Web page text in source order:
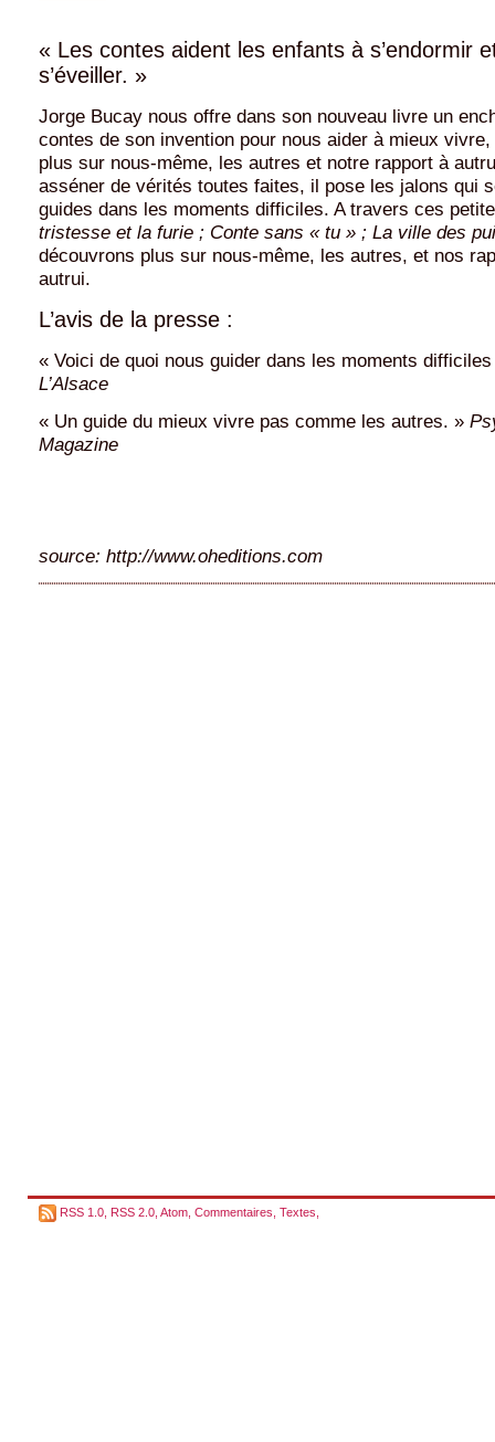
« Les contes aident les enfants à s’endormir
s’éveiller. »
Jorge Bucay nous offre dans son nouveau livre un
contes de son invention pour nous aider à mieux
plus sur nous-même, les autres et notre rapport à
asséner de vérités toutes faites, il pose les jalons qui
guides dans les moments difficiles. A travers ces
tristesse et la furie ; Conte sans « tu » ; La ville des
découvrons plus sur nous-même, les autres, et nos
autrui.
L’avis de la presse :
« Voici de quoi nous guider dans les moments difficiles
L’Alsace
« Un guide du mieux vivre pas comme les autres. »
Magazine
source: http://www.oheditions.com
RSS 1.0 RSS 2.0 Atom Commentaires Textes